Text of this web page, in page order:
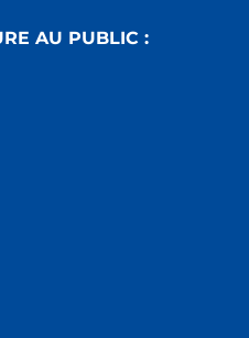
AU PUBLIC :